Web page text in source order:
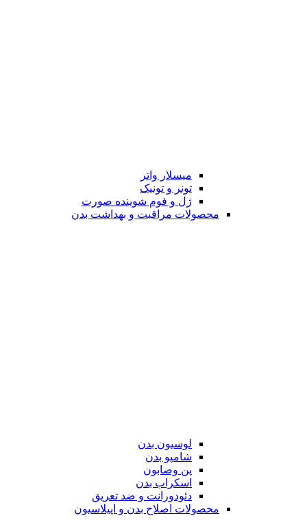
میسلار واتر
تونر و تونیک
ژل و فوم شوینده صورت
محصولات مراقبت و بهداشت بدن
لوسیون بدن
شامپو بدن
پن وصابون
اسکراب بدن
دئودورانت و ضد تعریق
محصولات اصلاح بدن و اپیلاسیون